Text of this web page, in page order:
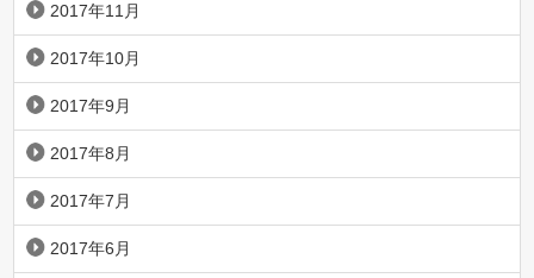
2017年11月
2017年10月
2017年9月
2017年8月
2017年7月
2017年6月